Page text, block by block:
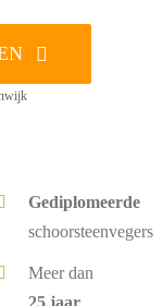
Gediplomeerde
schoorsteenvegers
Meer dan